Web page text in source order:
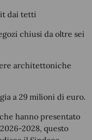
dai tetti
chiusi da oltre sei
architettoniche
a 29 milioni di euro.
hanno presentato
2028, questo